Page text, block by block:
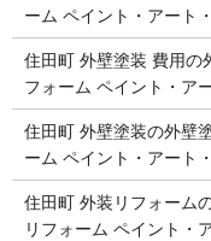
ーム ペイント・アート
住田町 外壁塗装 費用の
フォーム ペイント・ア
住田町 外壁塗装の外壁
ーム ペイント・アート
住田町 外装リフォーム
リフォーム ペイント・